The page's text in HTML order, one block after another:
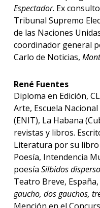
Espectador. Ex
Tribunal Supremo
de las Naciones
coordinador general
Carlo de Noticias,
René Fuentes
Diploma en Edición,
Arte, Escuela
(ENIT), La Habana
revistas y libros.
Literatura por su libro
Poesía, Intendencia
poesía Silbidos
Teatro Breve,
gaucho, dos gauchos,